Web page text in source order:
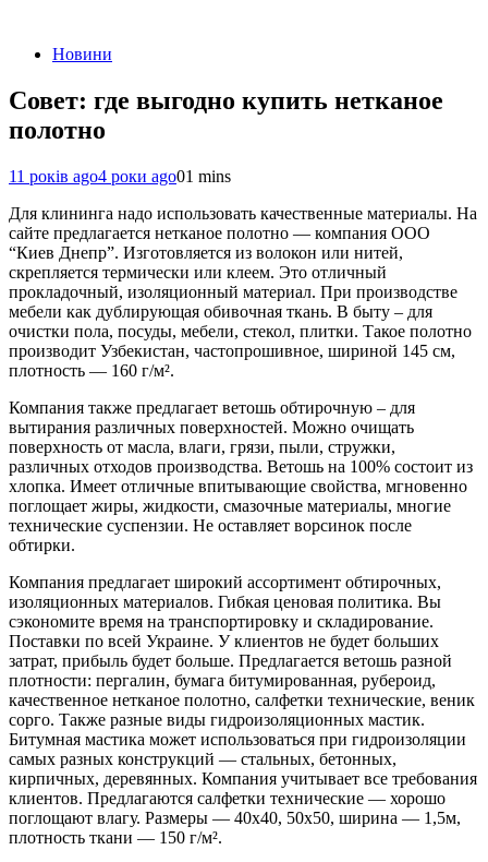
Новини
Совет: где выгодно купить нетканое
полотно
11 років ago4 роки ago01 mins
Для клининга надо использовать качественные материалы. На
сайте предлагается нетканое полотно — компания ООО
“Киев Днепр”. Изготовляется из волокон или нитей,
скрепляется термически или клеем. Это отличный
прокладочный, изоляционный материал. При производстве
мебели как дублирующая обивочная ткань. В быту – для
очистки пола, посуды, мебели, стекол, плитки. Такое полотно
производит Узбекистан, частопрошивное, шириной 145 см,
плотность — 160 г/м².
Компания также предлагает ветошь обтирочную – для
вытирания различных поверхностей. Можно очищать
поверхность от масла, влаги, грязи, пыли, стружки,
различных отходов производства. Ветошь на 100% состоит из
хлопка. Имеет отличные впитывающие свойства, мгновенно
поглощает жиры, жидкости, смазочные материалы, многие
технические суспензии. Не оставляет ворсинок после
обтирки.
Компания предлагает широкий ассортимент обтирочных,
изоляционных материалов. Гибкая ценовая политика. Вы
сэкономите время на транспортировку и складирование.
Поставки по всей Украине. У клиентов не будет больших
затрат, прибыль будет больше. Предлагается ветошь разной
плотности: пергалин, бумага битумированная, рубероид,
качественное нетканое полотно, салфетки технические, веник
сорго. Также разные виды гидроизоляционных мастик.
Битумная мастика может использоваться при гидроизоляции
самых разных конструкций — стальных, бетонных,
кирпичных, деревянных. Компания учитывает все требования
клиентов. Предлагаются салфетки технические — хорошо
поглощают влагу. Размеры — 40х40, 50х50, ширина — 1,5м,
плотность ткани — 150 г/м².